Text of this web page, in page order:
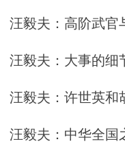
汪毅夫：高阶武官
汪毅夫：大事的细
汪毅夫：许世英和
汪毅夫：中华全国